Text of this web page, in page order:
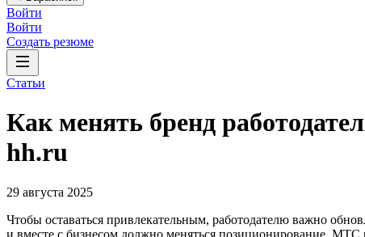
Войти
Войти
Создать резюме
Статьи
Как менять бренд
hh.ru
29 августа 2025
Чтобы оставаться привлекательным, работодателю важно
и вместе с бизнесом должно меняться позиционирование. МТС